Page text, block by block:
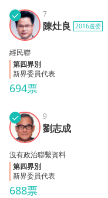
陳灶
良
✓
694票
7
陳灶良 2016選委
經民聯
第四界別
新界委員代表
劉志
成
✓
688票
9
劉志成
沒有政治聯繫資料
第四界別
新界委員代表